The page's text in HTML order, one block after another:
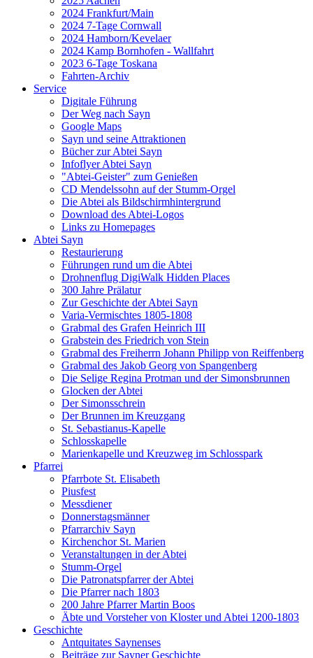
2024 Frankfurt/Main
2024 7-Tage Cornwall
2024 Hamborn/Kevelaer
2024 Kamp Bornhofen - Wallfahrt
2023 6-Tage Toskana
Fahrten-Archiv
Service
Digitale Führung
Der Weg nach Sayn
Google Maps
Sayn und seine Attraktionen
Bücher zur Abtei Sayn
Infoflyer Abtei Sayn
"Abtei-Geister" zum Genießen
CD Mendelssohn auf der Stumm-Orgel
Die Abtei als Bildschirmhintergrund
Download des Abtei-Logos
Links zu Homepages
Abtei Sayn
Restaurierung
Führungen rund um die Abtei
Drohnenflug DigiWalk Hidden Places
300 Jahre Prälatur
Zur Geschichte der Abtei Sayn
Varia-Vermischtes 1805-1808
Grabmal des Grafen Heinrich III
Grabstein des Friedrich von Stein
Grabmal des Freiherrn Johann Philipp von Reiffenberg
Grabmal des Jakob Georg von Spangenberg
Die Selige Regina Protman und der Simonsbrunnen
Glocken der Abtei
Der Simonsschrein
Der Brunnen im Kreuzgang
St. Sebastianus-Kapelle
Schlosskapelle
Marienkapelle und Kreuzweg im Schlosspark
Pfarrei
Pfarrbote St. Elisabeth
Piusfest
Messdiener
Donnerstagsmänner
Pfarrarchiv Sayn
Kirchenchor St. Marien
Veranstaltungen in der Abtei
Stumm-Orgel
Die Patronatspfarrer der Abtei
Die Pfarrer nach 1803
200 Jahre Pfarrer Martin Boos
Äbte und Vorsteher von Kloster und Abtei 1200-1803
Geschichte
Antquitates Saynenses
Beiträge zur Sayner Geschichte